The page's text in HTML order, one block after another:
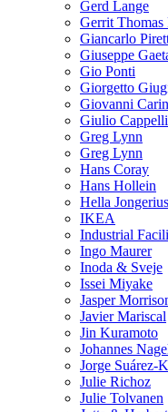
Gerd Lange
Gerrit Thomas
Giancarlo
Giuseppe
Gio Ponti
Giorgetto
Giovanni
Giulio
Greg Lynn
Greg Lynn
Hans Coray
Hans Hollein
Hella Jongerius
IKEA
Industrial
Ingo Maurer
Inoda & Sveje
Issei Miyake
Jasper
Javier Mariscal
Jin Kuramoto
Johannes
Jorge Suárez-
Julie Richoz
Julie Tolvanen